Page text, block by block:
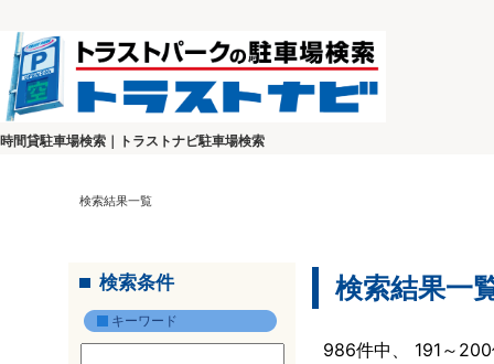
時間貸駐車場検索｜トラストナビ駐車場検索
検索結果一覧
検索条件
キーワード
検索結果一
986件中、 191～